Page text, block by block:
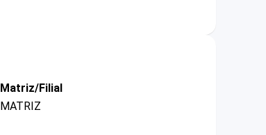
Matriz/Filial
MATRIZ